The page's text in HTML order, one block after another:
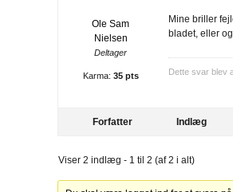
Ole Sam
Nielsen
Deltager
Karma: 35 pts
Mine briller
bladet, eller
Dette svar blev
Forfatter Indlæg
Viser 2 indlæg - 1 til 2 (af 2 i alt)